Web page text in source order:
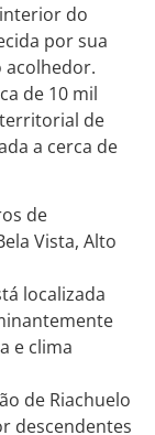
do
por sua
acolhedor.
de 10 mil
de
a cerca de
de
Vista, Alto
localizada
e clima
de Riachuelo
descendentes